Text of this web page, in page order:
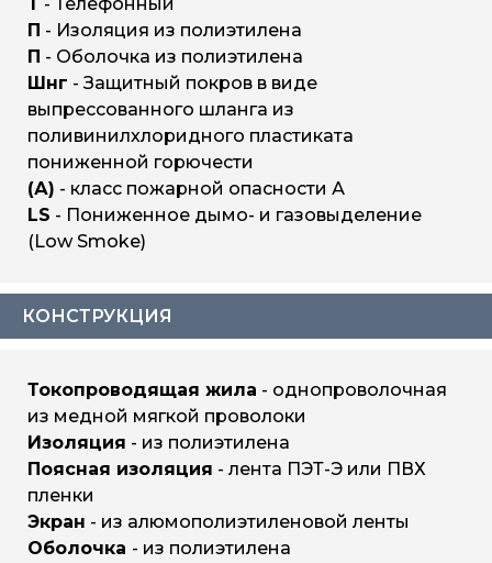
П - Изоляция из полиэтилена
П - Оболочка из полиэтилена
Шнг - Защитный покров в виде
выпрессованного шланга из
поливинилхлоридного пластиката
пониженной горючести
(А) - класс пожарной опасности А
LS - Пониженное дымо- и газовыделение
(Low Smoke)
КОНСТРУКЦИЯ
Токопроводящая жила - однопроволочная
из медной мягкой проволоки
Изоляция - из полиэтилена
Поясная изоляция - лента ПЭТ-Э или ПВХ
пленки
Экран - из алюмополиэтиленовой ленты
Оболочка - из полиэтилена